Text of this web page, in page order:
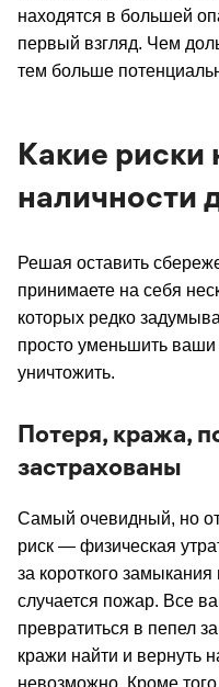
находятся в большей
первый взгляд. Чем
тем больше
Какие риски
наличности
Решая оставить
принимаете на себя
которых редко
просто уменьшить
уничтожить.
Потеря, кража,
застрахованы
Самый очевидный, но
риск — физическая
за короткого
случается пожар. Все
превратиться в пепел
кражи найти и вернуть